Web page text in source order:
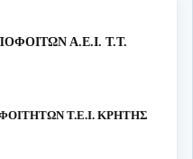
Α.Ε.Ι. Τ.Τ.
Τ.Ε.Ι. ΚΡΗΤΗΣ